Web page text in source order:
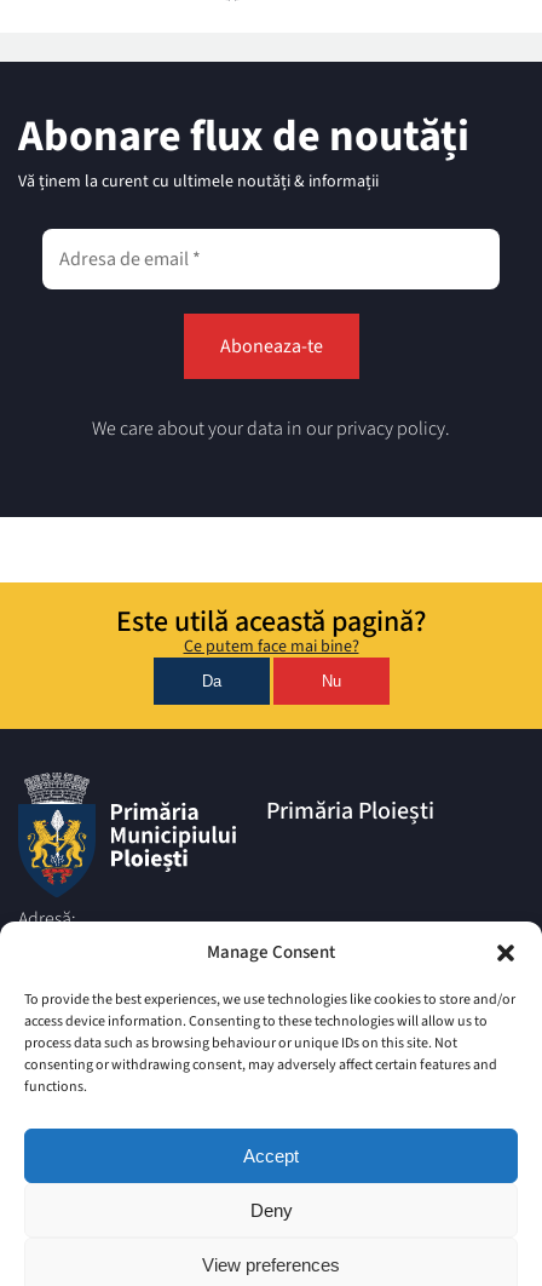
Manage Consent
To provide the best experiences, we use technologies like cookies to store and/or
access device information. Consenting to these technologies will allow us to
process data such as browsing behaviour or unique IDs on this site. Not
consenting or withdrawing consent, may adversely affect certain features and
functions.
Accept
Deny
View preferences
Abonare flux de noutăți
Vă ținem la curent cu ultimele noutăți & informații
We care about your data in our privacy policy.
Este utilă această pagină?
Ce putem face mai bine?
Da Nu
Adresă:
Ploiesti, Judetul Prahova, cod
Telefon:
+4 0244 516 699|+4 0244 595
063
+4 0244 984
Email:
Primăria Ploiești
© Primăria Municipiului Ploiesti
Politica privind Cookie-urile